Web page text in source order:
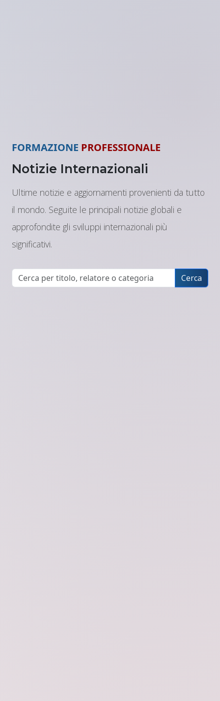
FORMAZIONE PROFESSIONALE
Notizie Internazionali
Ultime notizie e aggiornamenti provenienti da tutto
il mondo. Seguite le principali notizie globali e
approfondite gli sviluppi internazionali più
significativi.
Cerca